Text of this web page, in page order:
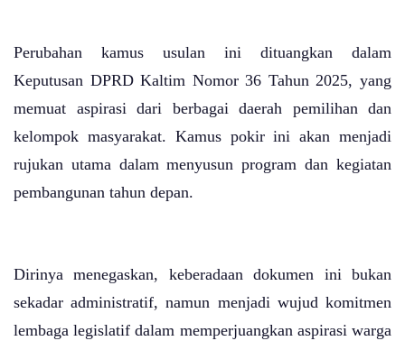
Perubahan kamus usulan ini dituangkan dalam
Keputusan DPRD Kaltim Nomor 36 Tahun 2025, yang
memuat aspirasi dari berbagai daerah pemilihan dan
kelompok masyarakat. Kamus pokir ini akan menjadi
rujukan utama dalam menyusun program dan kegiatan
pembangunan tahun depan.
Dirinya menegaskan, keberadaan dokumen ini bukan
sekadar administratif, namun menjadi wujud komitmen
lembaga legislatif dalam memperjuangkan aspirasi warga